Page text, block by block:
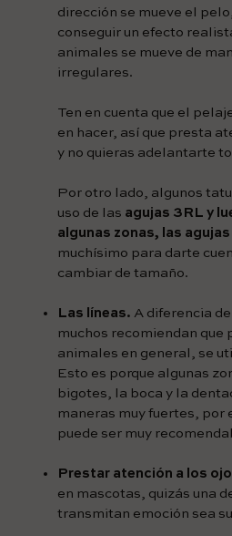
dirección se mueve el
conseguir un efecto
animales se mueve de
irregulares.
Ten en cuenta que el
en hacer, así que presta
y no quieras adelantarte
Por otro lado, algunos
uso de las agujas 3RL y
algunas zonas, las
muchísimo para darte
cambiar de tamaño.
Las líneas. A diferencia
muchos recomiendan que
animales en general, se
Esto es porque algunas
bigotes, la boca y la
maneras muy fuertes, por
puede ser muy
Prestar atención a los
en mascotas, quizás una
transmitan emoción sea